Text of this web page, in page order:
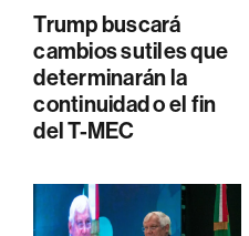
Trump buscará
cambios sutiles que
determinarán la
continuidad o el fin
del T-MEC